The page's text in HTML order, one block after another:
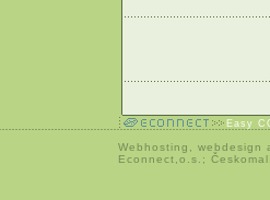
Easy
Webhosting webdesign
Econnect,o.s.;